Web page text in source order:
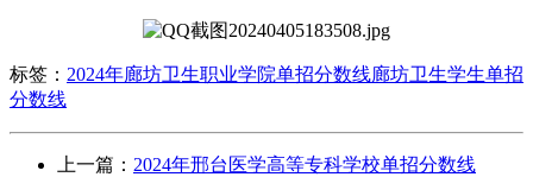
标签： 2024年廊坊卫生职业学院单招分数线廊坊卫生学生单招
分数线
上一篇： 2024年邢台医学高等专科学校单招分数线